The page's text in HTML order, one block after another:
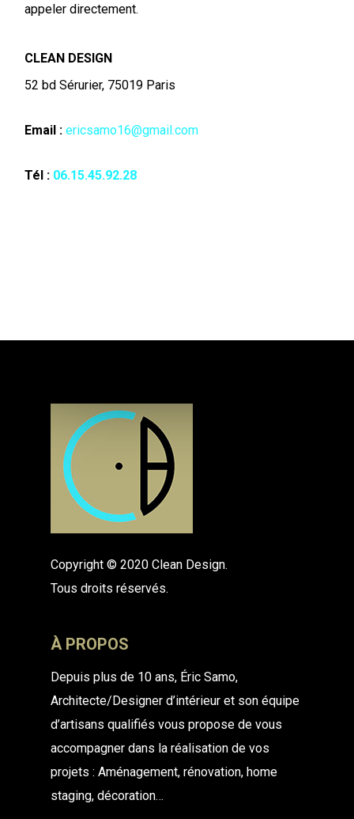
appeler directement.
CLEAN DESIGN
52 bd Sérurier, 75019 Paris
Email : ericsamo16@gmail.com
Tél : 06.15.45.92.28
Copyright © 2020 Clean Design.
Tous droits réservés.
À PROPOS
Depuis plus de 10 ans, Éric Samo,
Architecte/Designer d’intérieur et son équipe
d’artisans qualifiés vous propose de vous
accompagner dans la réalisation de vos
projets : Aménagement, rénovation, home
staging, décoration…